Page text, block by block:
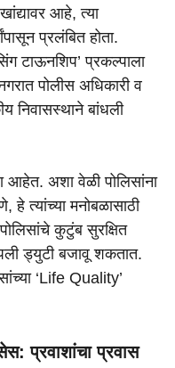
आहे, त्या
प्रलंबित होता.
टाऊनशिप’ प्रकल्पाला
पोलीस अधिकारी व
निवासस्थाने बांधली
आहेत. अशा वेळी पोलिसांना
हे त्यांच्या मनोबळासाठी
कुटुंब सुरक्षित
ड्युटी बजावू शकतात.
‘Life Quality’
प्रवाशांचा प्रवास